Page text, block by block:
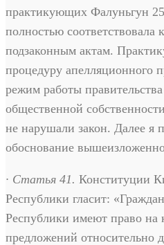
практикующих Фалуньгун 25
полностью соответствовала
подзаконным актам.
процедуру апелляционного
режим работы
общественной
не нарушали закон. Далее я
обоснование
· Статья 41. Конституции
Республики гласит:
Республики имеют право на
предложений относительно